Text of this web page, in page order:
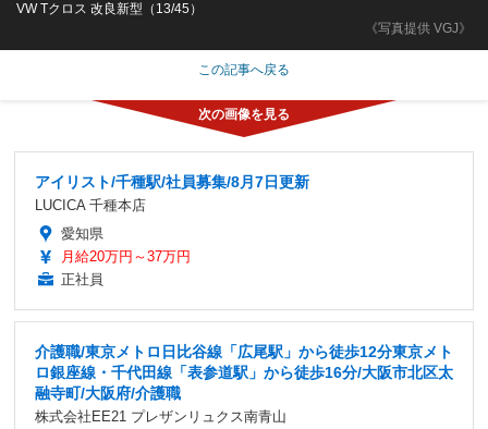
《写真提供 VGJ》
VW Tクロス 改良新型（13/45）
この記事へ戻る
アイリスト/千種駅/社員募集/8月7日更新
LUCICA 千種本店
愛知県
月給20万円～37万円
正社員
介護職/東京メトロ日比谷線「広尾駅」から徒歩12分東京メト
ロ銀座線・千代田線「表参道駅」から徒歩16分/大阪市北区太
融寺町/大阪府/介護職
株式会社EE21 プレザンリュクス南青山